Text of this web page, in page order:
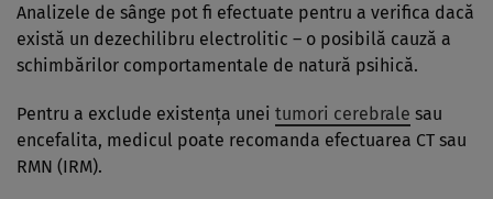
Analizele de sânge pot fi efectuate pentru a verifica dacă
există un dezechilibru electrolitic – o posibilă cauză a
schimbărilor comportamentale de natură psihică.
Pentru a exclude existenţa unei tumori cerebrale sau
encefalita, medicul poate recomanda efectuarea CT sau
RMN (IRM).